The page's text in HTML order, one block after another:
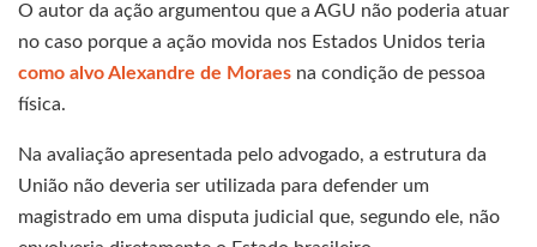
O autor da ação argumentou que a AGU não poderia atuar
no caso porque a ação movida nos Estados Unidos teria
como alvo Alexandre de Moraes na condição de pessoa
física.
Na avaliação apresentada pelo advogado, a estrutura da
União não deveria ser utilizada para defender um
magistrado em uma disputa judicial que, segundo ele, não